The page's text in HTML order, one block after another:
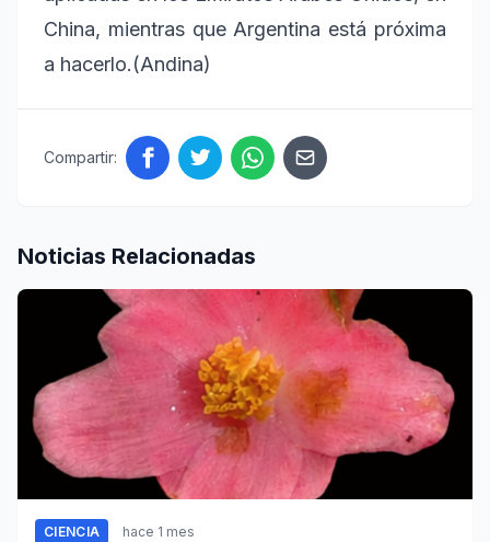
China, mientras que Argentina está próxima
a hacerlo.(Andina)
Compartir:
Noticias Relacionadas
CIENCIA hace 1 mes